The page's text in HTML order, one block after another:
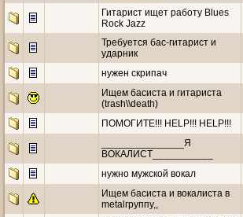
Гитарист ищет работу Blues
Rock Jazz
Требуется бас-гитарист и
ударник
нужен скрипач
Ищем басиста и гитариста
(trash\\death)
ПОМОГИТЕ!!! HELP!!! HELP!!!
_______________Я
ВОКАЛИСТ___________
нужно мужской вокал
Ищем басиста и вокалиста в
metalгруппу,,